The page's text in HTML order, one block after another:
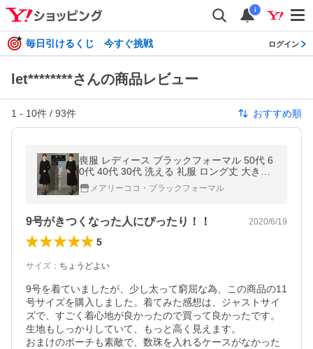
i
毎日引けるくじ 今すぐ挑戦 ログイン
let********さんの商品レビュー
1 - 10件 / 93件 おすすめ順
喪服 レディース ブラックフォーマル 50代 6
0代 40代 30代 洗える 礼服 ロング丈 大きい
サイズ 小さいサイズ オールシーズン イージ
ーケア MK-0108
メアリーココ・ブラックフォーマル
9号がきつくなった人にぴったり！！ 2020/6/19
5
サイズ ： ちょうどよい
9号を着ていましたが、少し太って窮屈な為、この商品の11
号サイズを購入しました。着てみた感想は、ジャストサイ
ズで、すごく着心地が良かったので買って良かったです。
生地もしっかりしていて、もっと高く見えます。
おまけのポーチも素敵で、数珠を入れるケースがなかった